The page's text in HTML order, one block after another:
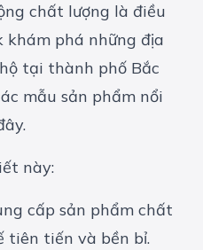
chất lượng là điều
khám phá những địa
tại thành phố Bắc
mẫu sản phẩm nổi
này:
cấp sản phẩm chất
tiên tiến và bền bỉ.